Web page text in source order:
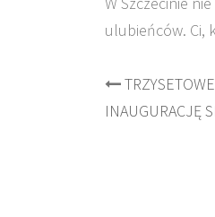
ulubieńców. Ci,
Post
INAUGURACJĘ